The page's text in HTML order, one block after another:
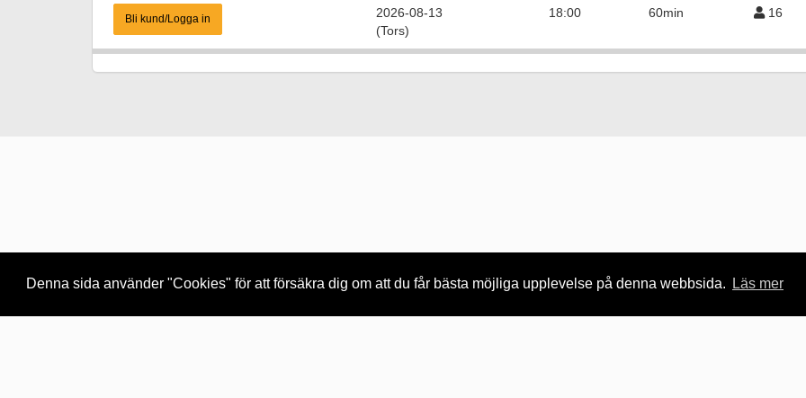
Denna sida använder "Cookies" för att försäkra dig om att du får bästa möjliga upplevelse på denna webbsida. Läs mer
Bli kund/Logga in
2026-08-13
(Tors)
18:00 60min 16